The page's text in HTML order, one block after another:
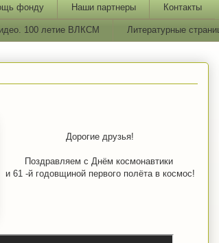
фонду Наши партнеры Контакты
100 летие ВЛКСМ Литературные
Дорогие друзья!
Поздравляем с Днём космонавтики
и 61 -й годовщиной первого полёта в космос!